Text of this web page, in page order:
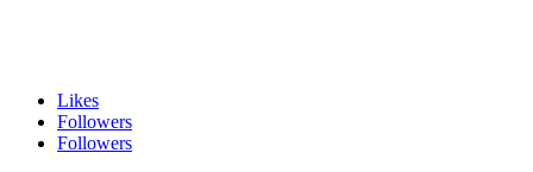
Likes
Followers
Followers